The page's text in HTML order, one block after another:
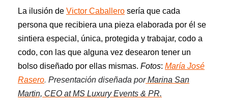
La ilusión de Victor Caballero sería que cada
persona que recibiera una pieza elaborada por él se
sintiera especial, única, protegida y trabajar, codo a
codo, con las que alguna vez desearon tener un
bol so diseñado por ellas mismas. Fotos: María José
Rasero. Presentación diseñada porMarina San
Martin, CEO at MS Luxury Events & PR.